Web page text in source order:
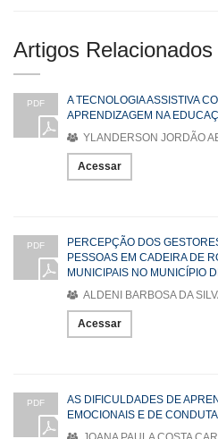
Artigos Relacionados
PDF
A TECNOLOGIA ASSISTIVA
APRENDIZAGEM NA
YLANDERSON JORDÃO
Acessar
PDF
PERCEPÇÃO DOS
PESSOAS EM CADEIRA DE
MUNICIPAIS NO MUNICÍPIO
ALDENI BARBOSA DA
Acessar
PDF
AS DIFICULDADES DE
EMOCIONAIS E DE